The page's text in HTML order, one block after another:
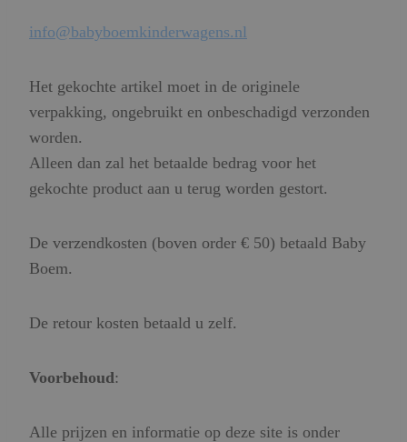
info@babyboemkinderwagens.nl
Het gekochte artikel moet in de originele
verpakking, ongebruikt en onbeschadigd verzonden
worden.
Alleen dan zal het betaalde bedrag voor het
gekochte product aan u terug worden gestort.
De verzendkosten (boven order € 50) betaald Baby
Boem.
De retour kosten betaald u zelf.
Voorbehoud:
Alle prijzen en informatie op deze site is onder